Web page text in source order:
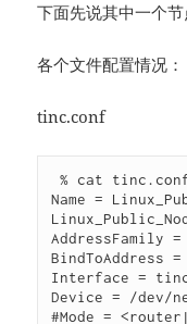
下面先说其中一个
各个文件配置情况：
tinc.conf
% cat tinc.conf
Name =
AddressFamily
BindToAddress
Interface =
Device = /dev/
#Mode =